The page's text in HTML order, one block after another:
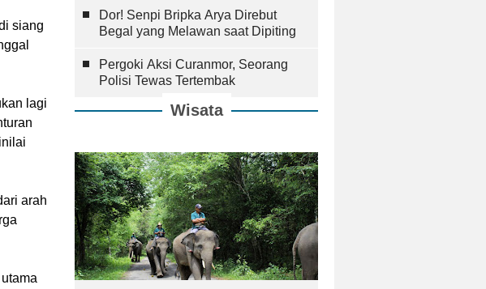
siang
lagi
arah
Dor! Senpi Bripka Arya Direbut
Begal yang Melawan saat Dipiting
Pergoki Aksi Curanmor, Seorang
Polisi Tewas Tertembak
Wisata